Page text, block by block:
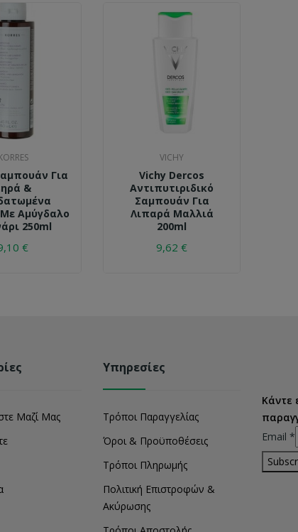
Για
&
Αμύγδαλο
250ml
€
VICHY
Vichy Dercos
Αντιπυτιριδικό
Σαμπουάν Για
Λιπαρά Μαλλιά
200ml
9,62 €
Μαζί Μας
Υπηρεσίες
Τρόποι Παραγγελίας
Όροι & Προϋποθέσεις
Τρόποι Πληρωμής
Πολιτική Επιστροφών &
Ακύρωσης
Κάντε
Email *